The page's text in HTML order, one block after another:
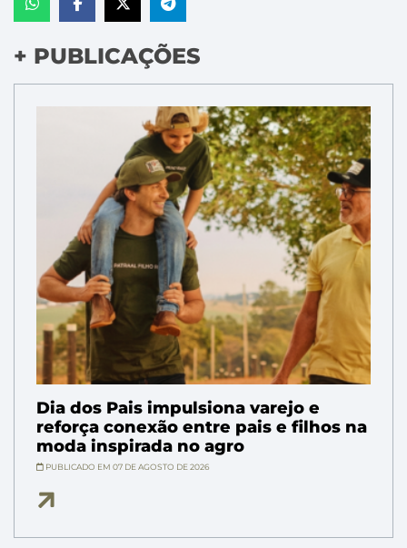
+ PUBLICAÇÕES
Dia dos Pais impulsiona varejo e
reforça conexão entre pais e filhos na
moda inspirada no agro
PUBLICADO EM 07 DE AGOSTO DE 2026